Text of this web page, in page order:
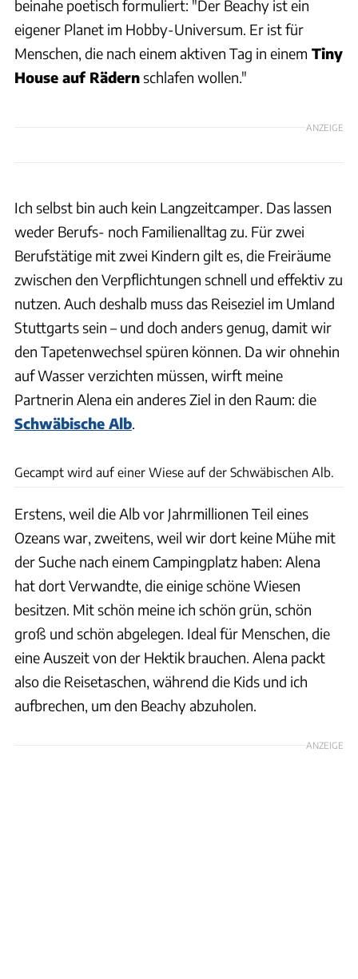
beinahe poetisch formuliert: "Der Beachy ist ein
eigener Planet im Hobby-Universum. Er ist für
Menschen, die nach einem aktiven Tag in einem Tiny
House auf Rädernschlafen wollen."
ANZEIGE
Ich selbst bin auch kein Langzeitcamper. Das lassen
weder Berufs- noch Familienalltag zu. Für zwei
Berufstätige mit zwei Kindern gilt es, die Freiräume
zwischen den Verpflichtungen schnell und effektiv zu
nutzen. Auch deshalb muss das Reiseziel im Umland
Stuttgarts sein – und doch anders genug, damit wir
den Tapetenwechsel spüren können. Da wir ohnehin
auf Wasser verzichten müssen, wirft meine
Partnerin Alena ein anderes Ziel in den Raum: die
Schwäbische Alb.
Gecampt wird auf einer Wiese auf der Schwäbischen Alb.
Erstens, weil die Alb vor Jahrmillionen Teil eines
Ozeans war, zweitens, weil wir dort keine Mühe mit
der Suche nach einem Campingplatz haben: Alena
hat dort Verwandte, die einige schöne Wiesen
besitzen. Mit schön meine ich schön grün, schön
groß und schön abgelegen. Ideal für Menschen, die
eine Auszeit von der Hektik brauchen. Alena packt
also die Reisetaschen, während die Kids und ich
aufbrechen, um den Beachy abzuholen.
ANZEIGE